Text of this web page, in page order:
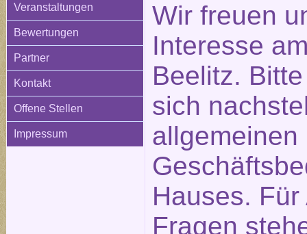
Veranstaltungen
Bewertungen
Partner
Kontakt
Offene Stellen
Impressum
Wir freuen
Interesse
Beelitz.
sich
allgemeinen
Hauses.
Fragen